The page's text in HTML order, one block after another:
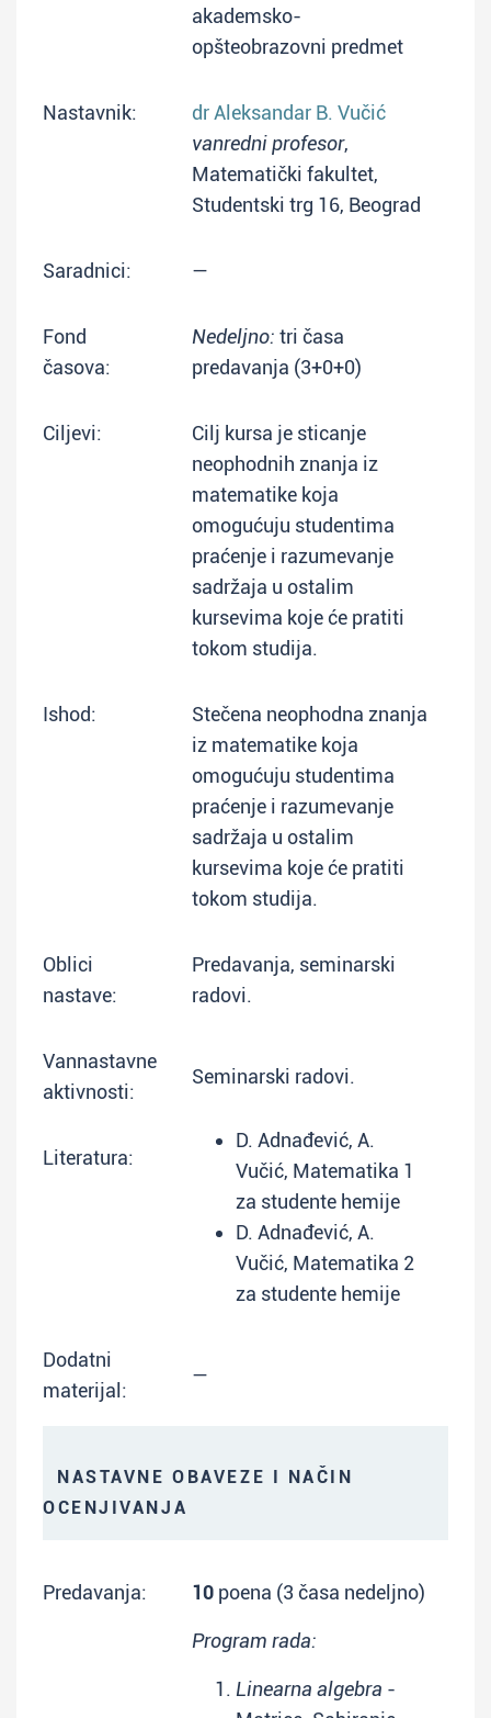
akademsko-
opšteobrazovni predmet
Nastavnik:
dr Aleksandar B. Vučić
vanredni profesor,
Matematički fakultet,
Studentski trg 16, Beograd
Saradnici: —
Fond
časova:
Nedeljno: tri časa
predavanja (3+0+0)
Ciljevi:
Cilj kursa je sticanje
neophodnih znanja iz
matematike koja
omogućuju studentima
praćenje i razumevanje
sadržaja u ostalim
kursevima koje će pratiti
tokom studija.
Ishod:
Stečena neophodna znanja
iz matematike koja
omogućuju studentima
praćenje i razumevanje
sadržaja u ostalim
kursevima koje će pratiti
tokom studija.
Oblici
nastave:
Predavanja, seminarski
radovi.
Vannastavne
aktivnosti:
Seminarski radovi.
Literatura:
D. Adnađević, A.
Vučić, Matematika 1
za studente hemije
D. Adnađević, A.
Vučić, Matematika 2
za studente hemije
Dodatni
materijal:
—
NASTAVNE OBAVEZE I NAČIN
OCENJIVANJA
Predavanja: 10 poena (3 časa nedeljno)
Program rada:
Linearna algebra -